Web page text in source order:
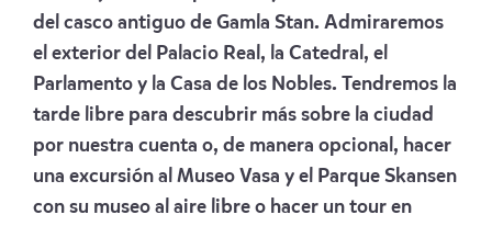
del casco antiguo de Gamla Stan. Admiraremos
el exterior del Palacio Real, la Catedral, el
Parlamento y la Casa de los Nobles. Tendremos la
tarde libre para descubrir más sobre la ciudad
por nuestra cuenta o, de manera opcional, hacer
una excursión al Museo Vasa y el Parque Skansen
con su museo al aire libre o hacer un tour en